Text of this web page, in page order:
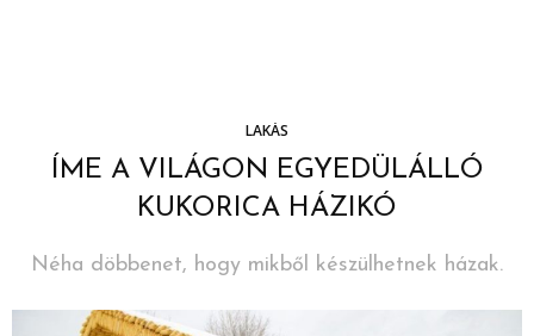
LAKÁS
ÍME A VILÁGON EGYEDÜLÁLLÓ
KUKORICA HÁZIKÓ
Néha döbbenet, hogy mikből készülhetnek házak.